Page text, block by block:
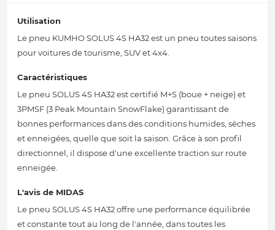
Utilisation
Le pneu KUMHO SOLUS 4S HA32 est un pneu toutes saisons
pour voitures de tourisme, SUV et 4x4.
Caractéristiques
Le pneu SOLUS 4S HA32 est certifié M+S (boue + neige) et
3PMSF (3 Peak Mountain SnowFlake) garantissant de
bonnes performances dans des conditions humides, sèches
et enneigées, quelle que soit la saison. Grâce à son profil
directionnel, il dispose d'une excellente traction sur route
enneigée.
L'avis de MIDAS
Le pneu SOLUS 4S HA32 offre une performance équilibrée
et constante tout au long de l'année, dans toutes les